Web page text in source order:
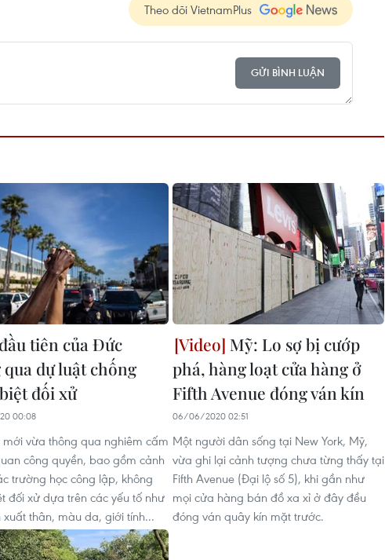
Theo dõi VietnamPlus
GỬI BÌNH LUẬN
tiên của Đức
dự luật chống
đối xử
00:08
vừa thông qua nghiêm cấm
công quyền, bao gồm cảnh
trường học công lập, không
đối xử dựa trên các yếu tố như
xuất thân, màu da, giới tính...
Mỹ: Lo sợ bị cướp
phá, hàng loạt cửa hàng ở
Fifth Avenue đóng ván kín
06/06/2020 02:51
Một người dân sống tại New York, Mỹ,
vừa ghi lại cảnh tượng chưa từng thấy tại
Fifth Avenue (Đại lộ số 5), khi gần như
mọi cửa hàng bán đồ xa xỉ ở đây đều
đóng ván quây kín mặt trước.